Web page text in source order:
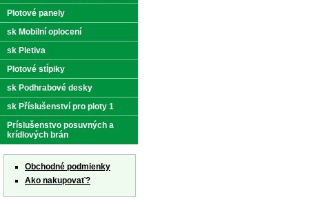
Plotové panely
sk Mobilní oplocení
sk Pletiva
Plotové stĺpiky
sk Podhrabové desky
sk Příslušenství pro ploty 1
Príslušenstvo posuvných a
krídlových brán
Obchodné podmienky
Ako nakupovať?